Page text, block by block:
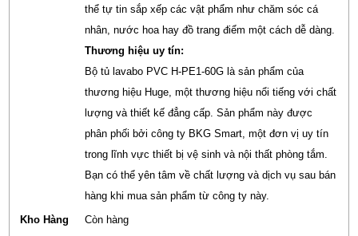
thể tự tin sắp xếp các vật phẩm như chăm sóc cá
nhân, nước hoa hay đồ trang điểm một cách dễ dàng.
Thương hiệu uy tín:
Bộ tủ lavabo PVC H-PE1-60G là sản phẩm của
thương hiệu Huge, một thương hiệu nổi tiếng với chất
lượng và thiết kế đẳng cấp. Sản phẩm này được
phân phối bởi công ty BKG Smart, một đơn vị uy tín
trong lĩnh vực thiết bị vệ sinh và nội thất phòng tắm.
Bạn có thể yên tâm về chất lượng và dịch vụ sau bán
hàng khi mua sản phẩm từ công ty này.
Kho Hàng
Còn hàng